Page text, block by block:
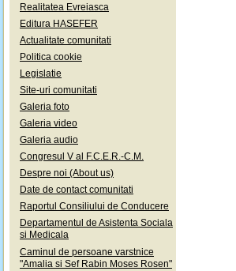
Realitatea Evreiasca
Editura HASEFER
Actualitate comunitati
Politica cookie
Legislatie
Site-uri comunitati
Galeria foto
Galeria video
Galeria audio
Congresul V al F.C.E.R.-C.M.
Despre noi (About us)
Date de contact comunitati
Raportul Consiliului de Conducere
Departamentul de Asistenta Sociala
si Medicala
Caminul de persoane varstnice
"Amalia si Sef Rabin Moses Rosen"